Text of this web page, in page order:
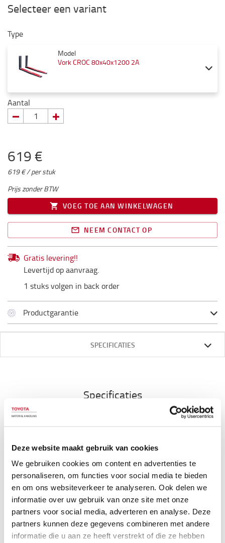
Deze website maakt gebruik van cookies
We gebruiken cookies om content en advertenties te
personaliseren, om functies voor social media te bieden
en om ons websiteverkeer te analyseren. Ook delen we
informatie over uw gebruik van onze site met onze
partners voor social media, adverteren en analyse. Deze
partners kunnen deze gegevens combineren met andere
informatie die u aan ze heeft verstrekt of die ze hebben
Selecteer een variant
Type
Model
Vork CROC 80x40x1200 2A
Aantal
619 €
619 € / per stuk
Prijs zonder BTW
VOEG TOE AAN WINKELWAGEN
NEEM CONTACT OP
Gratis levering!!
Levertijd op aanvraag.
1 stuks volgen in back order
Productgarantie
SPECIFICATIES
Specificaties
Goed en veilig werk hangt vaak af van de juiste
ForkCoatings voor meer veiligheid en efficiëntie bij
het transport van goederen. *Verhoogde
slipweerstand voor de lading, wat resulteert in een
vermindering van ongevallen *Bescherming van
ladingen, wat resulteert in het elimineren van
claims en kosten voor transportschade
*Aangenamere werkomgeving door geluidsreductie